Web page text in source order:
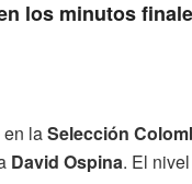
los minutos
en laSelección
David Ospina. El